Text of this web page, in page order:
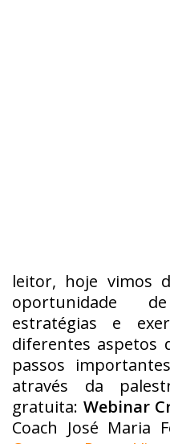
leitor, hoje vimos
oportunidade
estratégias e
diferentes aspetos
passos
através da
gratuita: Webinar
Coach José Maria